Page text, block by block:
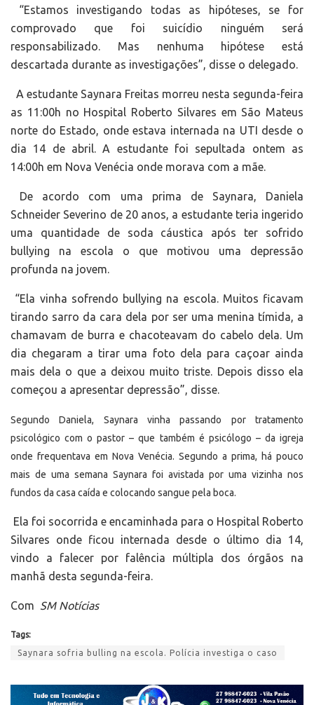
“Estamos investigando todas as hipóteses, se for
comprovado que foi suicídio ninguém será
responsabilizado. Mas nenhuma hipótese está
descartada durante as investigações”, disse o delegado.
A estudante Saynara Freitas morreu nesta segunda-feira
as 11:00h no Hospital Roberto Silvares em São Mateus
norte do Estado, onde estava internada na UTI desde o
dia 14 de abril. A estudante foi sepultada ontem as
14:00h em Nova Venécia onde morava com a mãe.
De acordo com uma prima de Saynara, Daniela
Schneider Severino de 20 anos, a estudante teria ingerido
uma quantidade de soda cáustica após ter sofrido
bullying na escola o que motivou uma depressão
profunda na jovem.
“Ela vinha sofrendo bullying na escola. Muitos ficavam
tirando sarro da cara dela por ser uma menina tímida, a
chamavam de burra e chacoteavam do cabelo dela. Um
dia chegaram a tirar uma foto dela para caçoar ainda
mais dela o que a deixou muito triste. Depois disso ela
começou a apresentar depressão”, disse.
Segundo Daniela, Saynara vinha passando por tratamento
psicológico com o pastor – que também é psicólogo – da igreja
onde frequentava em Nova Venécia. Segundo a prima, há pouco
mais de uma semana Saynara foi avistada por uma vizinha nos
fundos da casa caída e colocando sangue pela boca.
Ela foi socorrida e encaminhada para o Hospital Roberto
Silvares onde ficou internada desde o último dia 14,
vindo a falecer por falência múltipla dos órgãos na
manhã desta segunda-feira.
Com SM Notícias
Tags:
Saynara sofria bulling na escola. Polícia investiga o caso